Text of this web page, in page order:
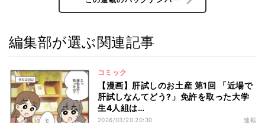
編集部が選ぶ関連記事
コミック
【漫画】肝試しのお土産 第1回 「近場で
肝試しなんてどう?」免許を取った大学
生4人組は…
2026/03/20 20:30 連載